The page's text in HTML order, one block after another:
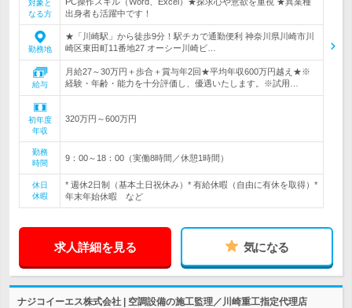
対象と
なる方
出身者も活躍中です！
勤務地
★「川崎駅」から徒歩9分！駅チカで通勤便利 神奈川県川崎市川
崎区東田町11番地27 オーシー川崎ビ…
給与
月給27～30万円＋歩合＋賞与年2回★平均年収600万円越え★※
経験・年齢・能力を十分評価し、優遇いたします。※試用…
初年度
年収
320万円～600万円
勤務
時間
9：00～18：00（実働8時間／休憩1時間）
休日
休暇
* 週休2日制（基本土日祝休み）* 有給休暇（自由に有休を取得）*
年末年始休暇 など
求人詳細を見る 気になる
ナジコイーエス株式会社 | 空調設備の施工監理／川崎重工指定代理店